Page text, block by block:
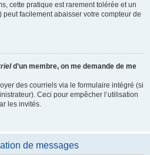
cette pratique est rarement tolérée et un
facilement abaisser votre compteur de
d’un membre, on me demande de me
des courriels via le formulaire intégré (si
Ceci pour empêcher l’utilisation
les invités.
de messages